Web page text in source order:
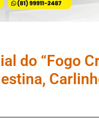
do “Fogo